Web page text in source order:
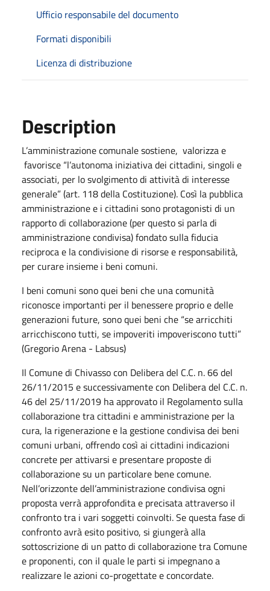
Ufficio responsabile del documento
Formati disponibili
Licenza di distribuzione
Description
L’amministrazione comunale sostiene, valorizza e
favorisce “l’autonoma iniziativa dei cittadini, singoli e
associati, per lo svolgimento di attività di interesse
generale” (art. 118 della Costituzione). Così la pubblica
amministrazione e i cittadini sono protagonisti di un
rapporto di collaborazione (per questo si parla di
amministrazione condivisa) fondato sulla fiducia
reciproca e la condivisione di risorse e responsabilità,
per curare insieme i beni comuni.
I beni comuni sono quei beni che una comunità
riconosce importanti per il benessere proprio e delle
generazioni future, sono quei beni che “se arricchiti
arricchiscono tutti, se impoveriti impoveriscono tutti”
(Gregorio Arena - Labsus)
Il Comune di Chivasso con Delibera del C.C. n. 66 del
26/11/2015 e successivamente con Delibera del C.C. n.
46 del 25/11/2019 ha approvato il Regolamento sulla
collaborazione tra cittadini e amministrazione per la
cura, la rigenerazione e la gestione condivisa dei beni
comuni urbani, offrendo così ai cittadini indicazioni
concrete per attivarsi e presentare proposte di
collaborazione su un particolare bene comune.
Nell’orizzonte dell’amministrazione condivisa ogni
proposta verrà approfondita e precisata attraverso il
confronto tra i vari soggetti coinvolti. Se questa fase di
confronto avrà esito positivo, si giungerà alla
sottoscrizione di un patto di collaborazione tra Comune
e proponenti, con il quale le parti si impegnano a
realizzare le azioni co-progettate e concordate.